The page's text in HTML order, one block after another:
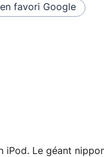
favori Google
iPod. Le géant